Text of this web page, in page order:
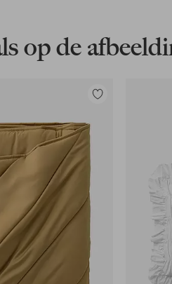
op de
Toevoegen
favorieten